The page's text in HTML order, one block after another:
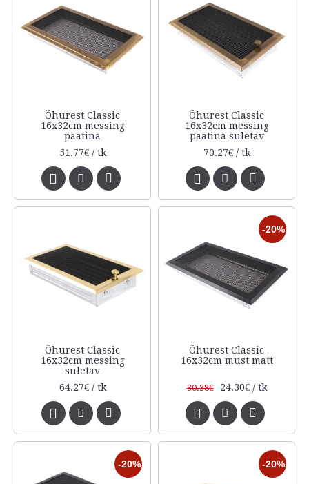
Õhurest Classic
16x32cm messing
paatina
51.77€ / tk
Õhurest Classic
16x32cm messing
paatina suletav
70.27€ / tk
Õhurest Classic
16x32cm messing
suletav
64.27€ / tk
-20%
Õhurest Classic
16x32cm must matt
30.38€ 24.30€ / tk
-20% -20%